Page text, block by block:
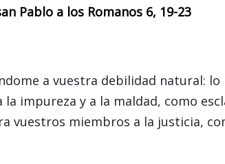
Pablo a los Romanos 6, 19-23
a vuestra debilidad natural: lo
impureza y a la maldad, como
vuestros miembros a la justicia,